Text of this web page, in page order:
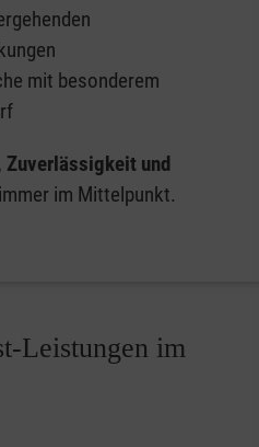
mit besonderem
Zuverlässigkeit und
immer im Mittelpunkt.
Leistungen im